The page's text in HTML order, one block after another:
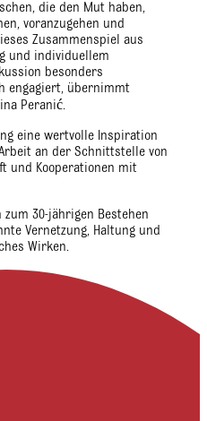
die den Mut haben,
voranzugehen und
Zusammenspiel aus
und individuellem
besonders
engagiert, übernimmt
Peranić.
eine wertvolle Inspiration
an der Schnittstelle von
und Kooperationen mit
30-jährigen Bestehen
Vernetzung, Haltung und
Wirken.